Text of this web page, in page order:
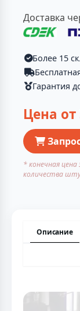
Доставка
Более 15
Гарантия
Цена от
* конечная
количества
Описание